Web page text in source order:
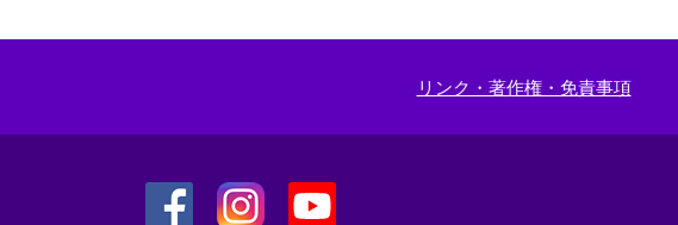
リンク・著作権・免責事項